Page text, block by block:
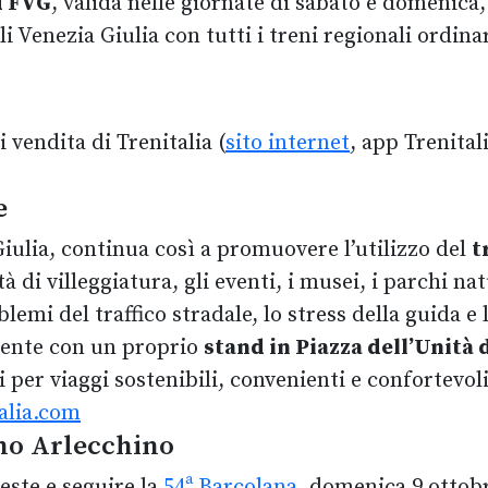
Venezia Giulia con tutti i treni regionali
vendita di Trenitalia (sito internet, app
continua così a promuovere l’utilizzo del
di villeggiatura, gli eventi, i musei, i parchi
del traffico stradale, lo stress della guida
con un proprio stand in Piazza dell’Unità
per viaggi sostenibili, convenienti e
Arlecchino